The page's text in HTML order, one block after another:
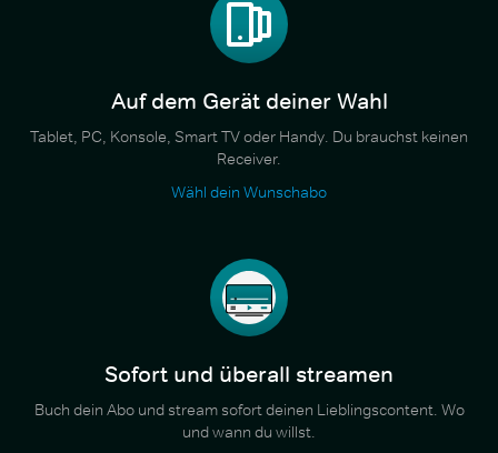
Auf dem Gerät deiner Wahl
Tablet, PC, Konsole, Smart TV oder Handy. Du brauchst keinen
Receiver.
Wähl dein Wunschabo
Sofort und überall streamen
Buch dein Abo und stream sofort deinen Lieblingscontent. Wo
und wann du willst.